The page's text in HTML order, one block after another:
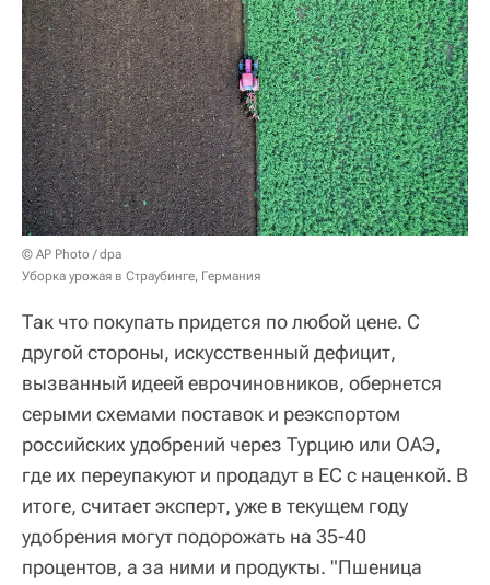
© AP Photo / dpa
Уборка урожая в Страубинге, Германия
Так что покупать придется по любой цене. С
другой стороны, искусственный дефицит,
вызванный идеей еврочиновников, обернется
серыми схемами поставок и реэкспортом
российских удобрений через Турцию или ОАЭ,
где их переупакуют и продадут в ЕС с наценкой. В
итоге, считает эксперт, уже в текущем году
удобрения могут подорожать на 35-40
процентов, а за ними и продукты. "Пшеница